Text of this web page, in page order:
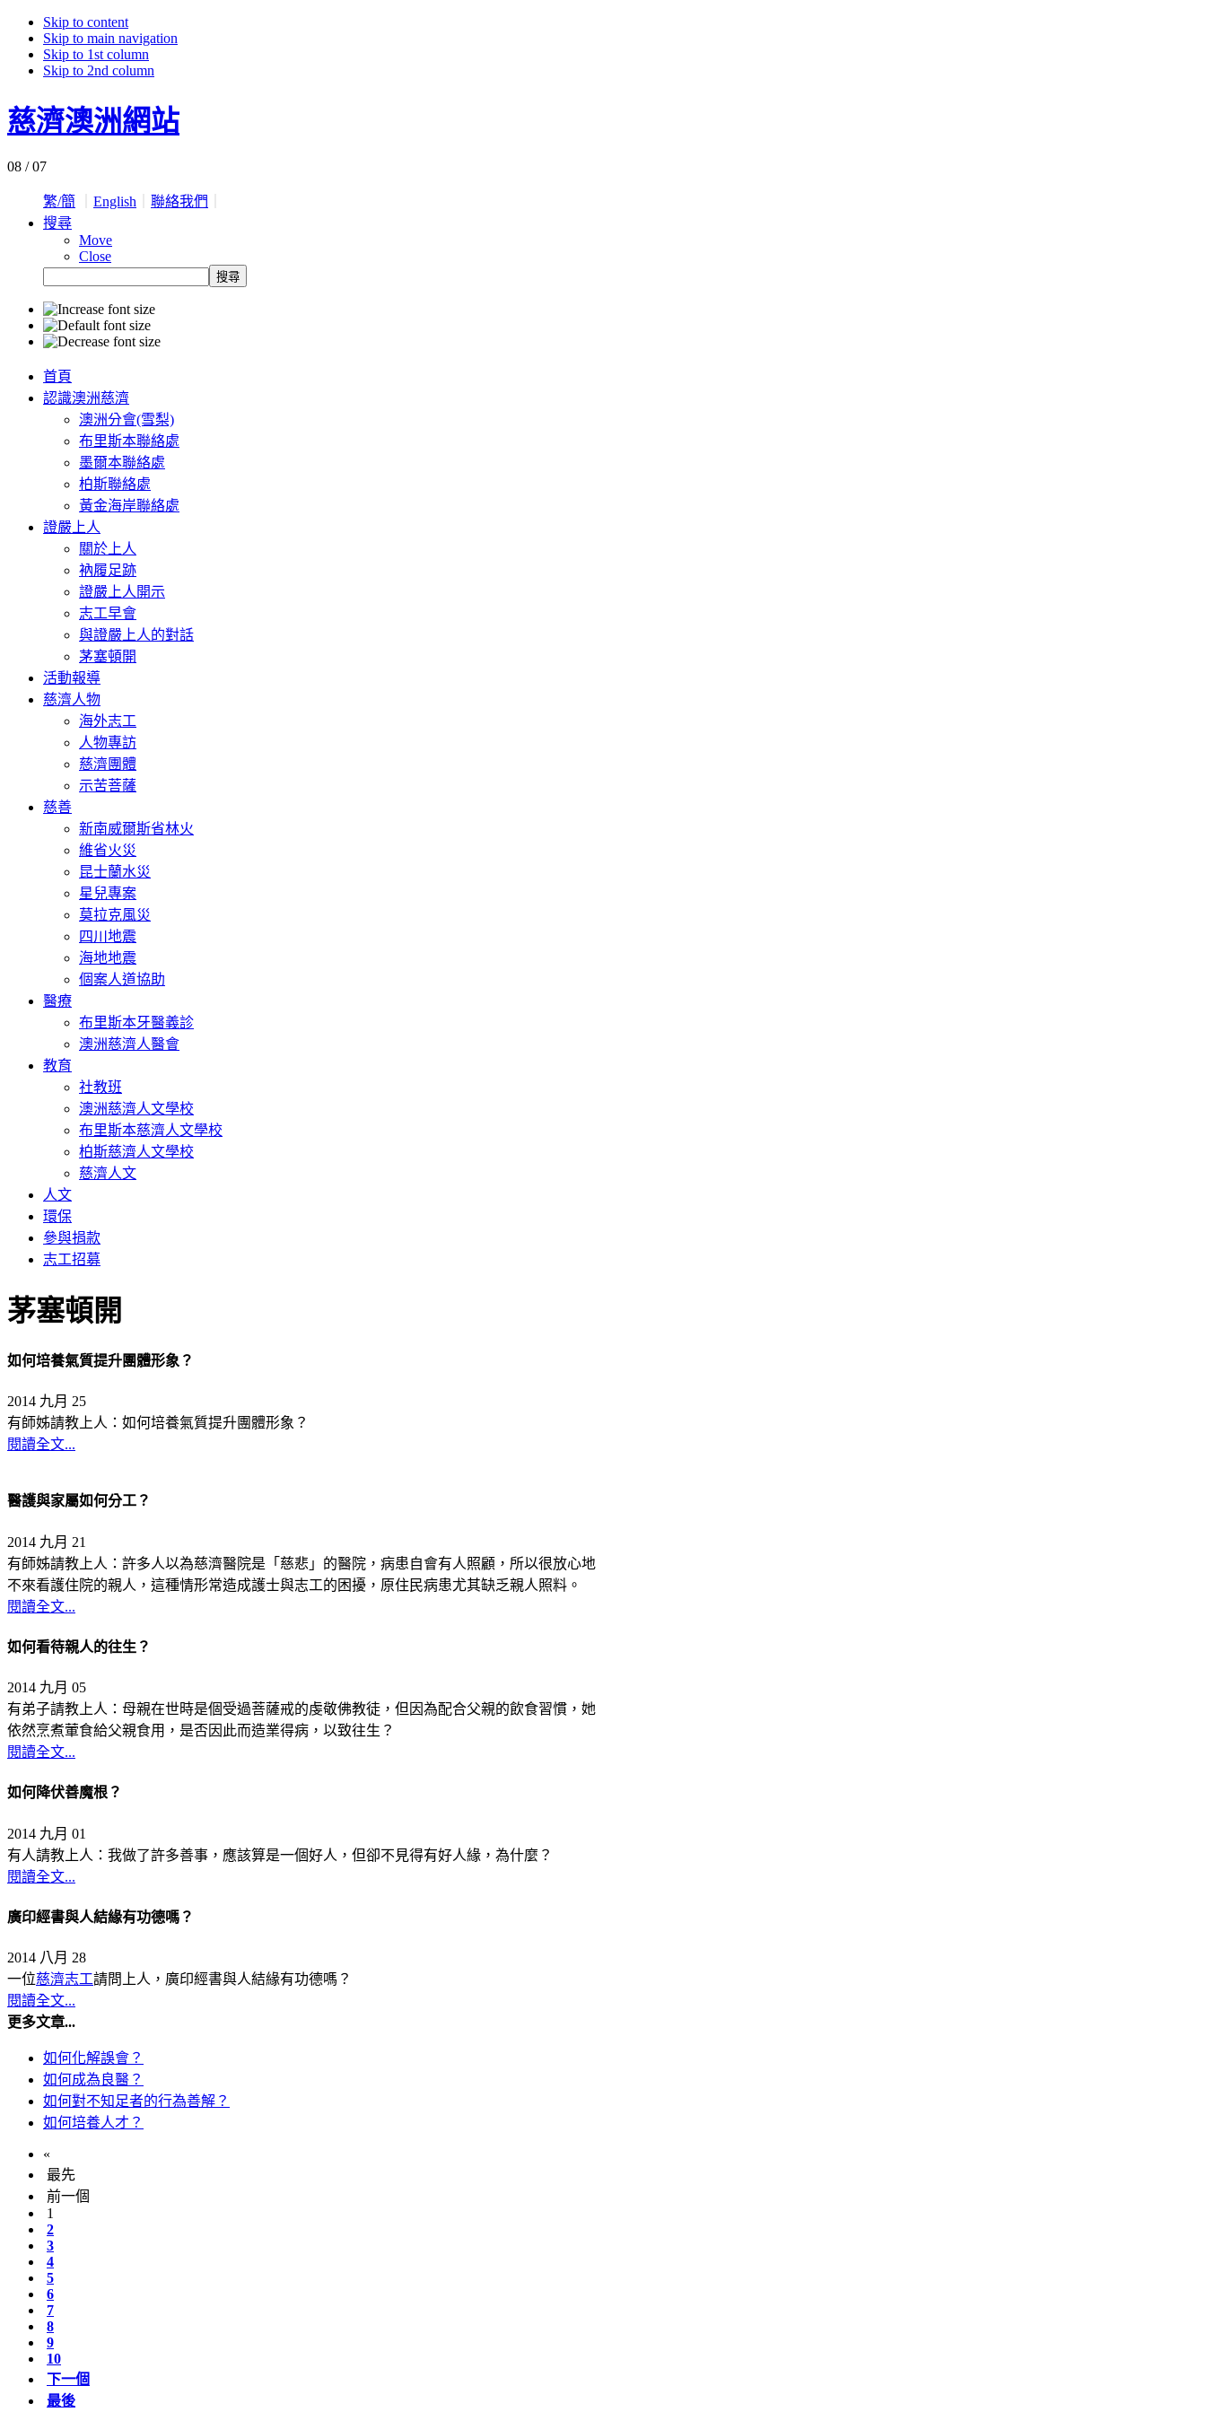
Skip to content
Skip to main navigation
Skip to 1st column
Skip to 2nd column
慈濟澳洲網站
08 / 07
繁/簡 English 聯絡我們
搜尋
Move
Close
首頁
認識澳洲慈濟
澳洲分會(雪梨)
布里斯本聯絡處
墨爾本聯絡處
柏斯聯絡處
黃金海岸聯絡處
證嚴上人
關於上人
衲履足跡
證嚴上人開示
志工早會
與證嚴上人的對話
茅塞頓開
活動報導
慈濟人物
海外志工
人物專訪
慈濟團體
示苦菩薩
慈善
新南威爾斯省林火
維省火災
昆士蘭水災
星兒專案
莫拉克風災
四川地震
海地地震
個案人道協助
醫療
布里斯本牙醫義診
澳洲慈濟人醫會
教育
社教班
澳洲慈濟人文學校
布里斯本慈濟人文學校
柏斯慈濟人文學校
慈濟人文
人文
環保
參與捐款
志工招募
茅塞頓開
如何培養氣質提升團體形象？
2014 九月 25
有師姊請教上人：如何培養氣質提升團體形象？
閱讀全文...
醫護與家屬如何分工？
2014 九月 21
有師姊請教上人：許多人以為慈濟醫院是「慈悲」的醫院，病患自會有人照顧，所以很放心地
不來看護住院的親人，這種情形常造成護士與志工的困擾，原住民病患尤其缺乏親人照料。
閱讀全文...
如何看待親人的往生？
2014 九月 05
有弟子請教上人：母親在世時是個受過菩薩戒的虔敬佛教徒，但因為配合父親的飲食習慣，她
依然烹煮葷食給父親食用，是否因此而造業得病，以致往生？
閱讀全文...
如何降伏善魔根？
2014 九月 01
有人請教上人：我做了許多善事，應該算是一個好人，但卻不見得有好人緣，為什麼？
閱讀全文...
廣印經書與人結緣有功德嗎？
2014 八月 28
一位慈濟志工請問上人，廣印經書與人結緣有功德嗎？
閱讀全文...
更多文章...
如何化解誤會？
如何成為良醫？
如何對不知足者的行為善解？
如何培養人才？
«
最先
前一個
1
2
3
4
5
6
7
8
9
10
下一個
最後